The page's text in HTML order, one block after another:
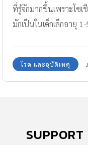
ที่รู้จักมากขึ้นเพราะโซ
มักเป็นในเด็กเล็กอายุ
โรค และอุบัติเหตุ
SUPPORT